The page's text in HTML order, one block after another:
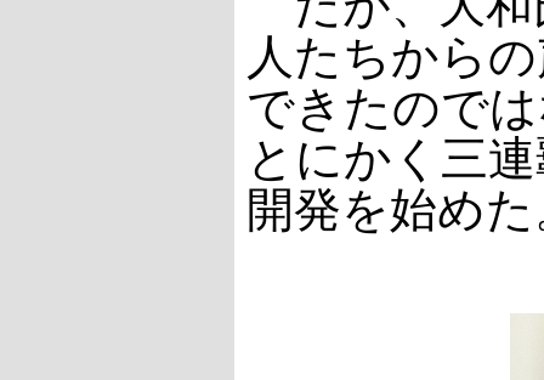
人たちから
できたので
とにかく三
開発を始め